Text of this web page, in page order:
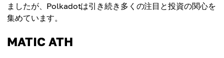
ましたが、Polkadotは引き続き多くの注目と投資の関心を
集めています。
MATIC ATH